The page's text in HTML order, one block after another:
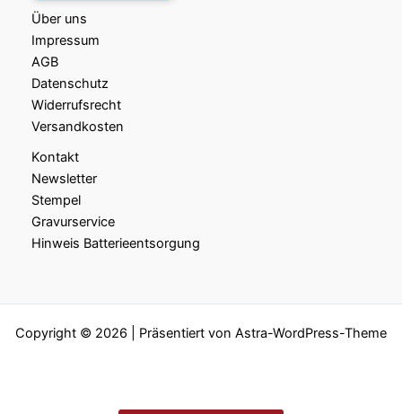
Über uns
Impressum
AGB
Datenschutz
Widerrufsrecht
Versandkosten
Kontakt
Newsletter
Stempel
Gravurservice
Hinweis Batterieentsorgung
Copyright © 2026 | Präsentiert von Astra-WordPress-Theme